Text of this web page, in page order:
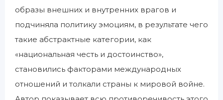
образы внешних и внутренних врагов и
подчиняла политику эмоциям, в результате чего
такие абстрактные категории, как
«национальная честь и достоинство»,
становились факторами международных
отношений и толкали страны к мировой войне.